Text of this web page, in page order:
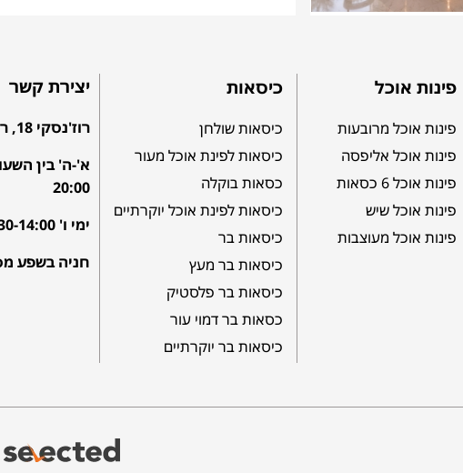
פינות אוכל
פינות אוכל מרובעות
פינות אוכל אליפסה
פינות אוכל 6 כסאות
פינות אוכל שיש
פינות אוכל מעוצבות
כיסאות
כיסאות שולחן
כיסאות לפינת אוכל מעור
כסאות בוקלה
כיסאות לפינת אוכל יוקרתיים
כיסאות בר
כיסאות בר מעץ
כיסאות בר פלסטיק
כסאות בר דמוי עור
כיסאות בר יוקרתיים
יצירת קשר
רוז'נסקי 18, ראשון לציון
20:00
ימי ו' 9:30-14:00
חניה בשפע